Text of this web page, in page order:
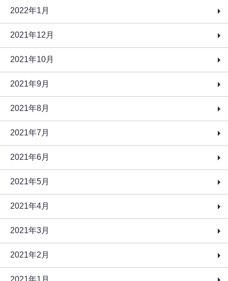
2022年1月
2021年12月
2021年10月
2021年9月
2021年8月
2021年7月
2021年6月
2021年5月
2021年4月
2021年3月
2021年2月